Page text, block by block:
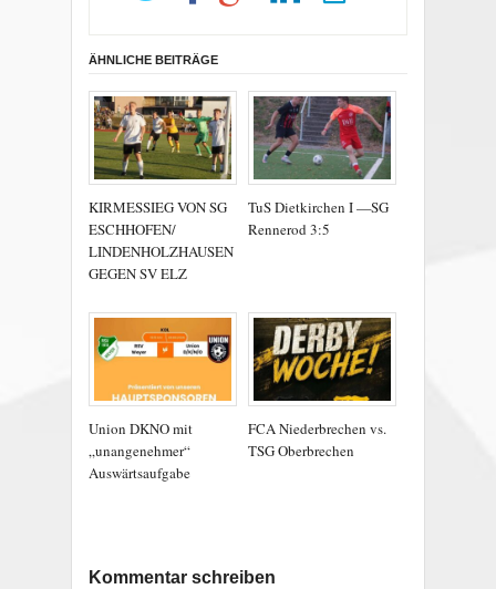
ÄHNLICHE BEITRÄGE
KIRMESSIEG VON SG
ESCHHOFEN/
LINDENHOLZHAUSEN
GEGEN SV ELZ
TuS Dietkirchen I —SG
Rennerod 3:5
Union DKNO mit
„unangenehmer“
Auswärtsaufgabe
FCA Niederbrechen vs.
TSG Oberbrechen
Kommentar schreiben